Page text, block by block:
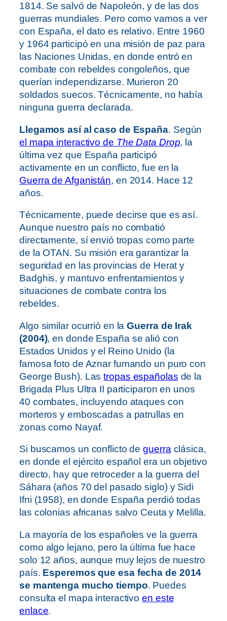
1814. Se salvó de Napoleón, y de las dos
guerras mundiales. Pero como vamos a ver
con España, el dato es relativo. Entre 1960
y 1964 participó en una misión de paz para
las Naciones Unidas, en donde entró en
combate con rebeldes congoleños, que
querían independizarse. Murieron 20
soldados suecos. Técnicamente, no había
ninguna guerra declarada.
Llegamos así al caso de España. Según
el mapa interactivo de The Data Drop, la
última vez que España participó
activamente en un conflicto, fue en la
Guerra de Afganistán, en 2014. Hace 12
años.
Técnicamente, puede decirse que es así.
Aunque nuestro país no combatió
directamente, sí envió tropas como parte
de la OTAN. Su misión era garantizar la
seguridad en las provincias de Herat y
Badghis, y mantuvo enfrentamientos y
situaciones de combate contra los
rebeldes.
Algo similar ocurrió en la Guerra de Irak
(2004), en donde España se alió con
Estados Unidos y el Reino Unido (la
famosa foto de Aznar fumando un puro con
George Bush). Lastropas españolas de la
Brigada Plus Ultra II participaron en unos
40 combates, incluyendo ataques con
morteros y emboscadas a patrullas en
zonas como Nayaf.
Si buscamos un conflicto deguerraclásica,
en donde el ejército español era un objetivo
directo, hay que retroceder a la guerra del
Sáhara (años 70 del pasado siglo) y Sidi
Ifni (1958), en donde España perdió todas
las colonias africanas salvo Ceuta y Melilla.
La mayoría de los españoles ve la guerra
como algo lejano, pero la última fue hace
solo 12 años, aunque muy lejos de nuestro
país. Esperemos que esa fecha de 2014
se mantenga mucho tiempo. Puedes
consulta el mapa interactivoen este
enlace.